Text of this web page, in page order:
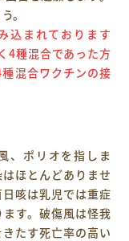
。
込まれております
4種混合であった方
混合ワクチンの接
、ポリオを指しま
ほとんどありませ
咳は乳児では重症
す。破傷風は怪我
たす死亡率の高い